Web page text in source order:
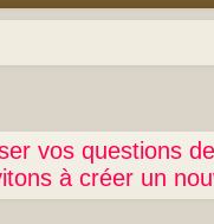
vos questions
à créer un